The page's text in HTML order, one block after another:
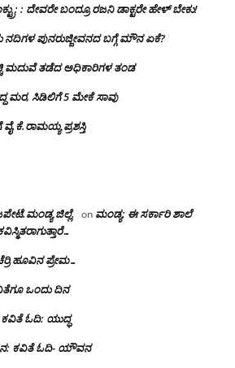
: ದೇವರೇ ಬಂದ್ರೂ ರಜನಿ ಡಾಕ್ಟರೇ ಹೇಳ್ ಬೇಕು!
ನದಿಗಳ ಪುನರುಜ್ಜೀವನದ ಬಗ್ಗೆ ಮೌನ ಏಕೆ?
ಮದುವೆ ತಡೆದ ಅಧಿಕಾರಿಗಳ ತಂಡ
ಮರ, ಸಿಡಿಲಿಗೆ 5 ಮೇಕೆ ಸಾವು
ಪ್ರಶಸ್ತಿ
ಜಿಲ್ಲೆ. on ಮಂಡ್ಯ: ಈ ಸರ್ಕಾರಿ ಶಾಲೆ
ಹೂವಿನ ಪ್ರೇಮ…
ಒಂದು ದಿನ
ಕವಿತೆ ಓದಿ: ಯುದ್ಧ
ಕವಿತೆ ಓದಿ- ಯೌವನ